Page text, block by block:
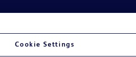
Cookie Settings